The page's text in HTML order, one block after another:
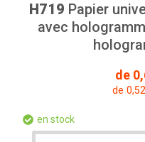
H719 Papier
avec
de
de
en stock